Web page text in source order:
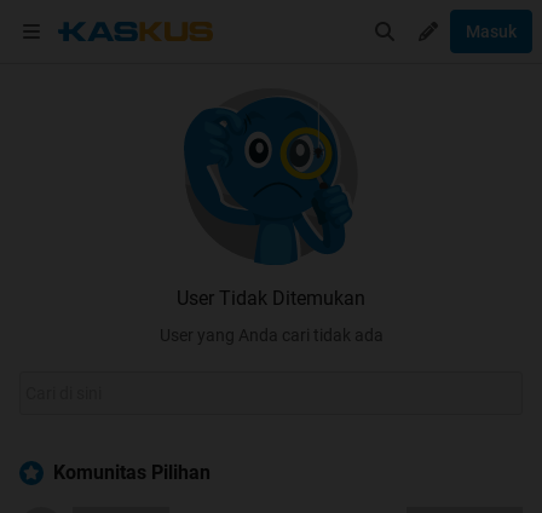
Masuk
User Tidak Ditemukan
User yang Anda cari tidak ada
Komunitas Pilihan